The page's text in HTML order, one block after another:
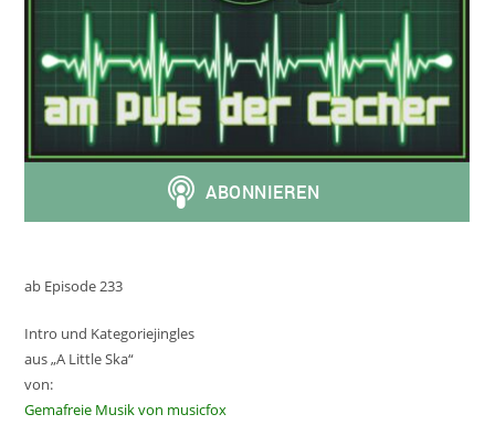
ab Episode 233
Intro und Kategoriejingles
aus „A Little Ska“
von:
Gemafreie Musik von musicfox